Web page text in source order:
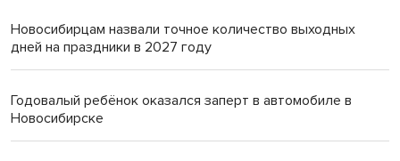
Новосибирцам назвали точное количество выходных
дней на праздники в 2027 году
Годовалый ребёнок оказался заперт в автомобиле в
Новосибирске